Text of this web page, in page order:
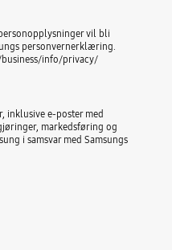
vil bli
personvernerklæring.
info/privacy/
inklusive e-poster med
markedsføring og
i samsvar med Samsungs